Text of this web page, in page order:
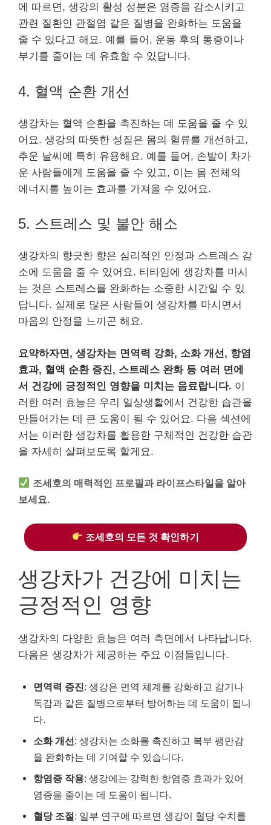
에 따르면, 생강의 활성 성분은 염증을 감소시키고
관련 질환인 관절염 같은 질병을 완화하는 도움을
줄 수 있다고 해요. 예를 들어, 운동 후의 통증이나
부기를 줄이는 데 유효할 수 있답니다.
4. 혈액 순환 개선
생강차는 혈액 순환을 촉진하는 데 도움을 줄 수 있
어요. 생강의 따뜻한 성질은 몸의 혈류를 개선하고,
추운 날씨에 특히 유용해요. 예를 들어, 손발이 차가
운 사람들에게 도움을 줄 수 있고, 이는 몸 전체의
에너지를 높이는 효과를 가져올 수 있어요.
5. 스트레스 및 불안 해소
생강차의 향긋한 향은 심리적인 안정과 스트레스 감
소에 도움을 줄 수 있어요. 티타임에 생강차를 마시
는 것은 스트레스를 완화하는 소중한 시간일 수 있
답니다. 실제로 많은 사람들이 생강차를 마시면서
마음의 안정을 느끼곤 해요.
요약하자면, 생강차는 면역력 강화, 소화 개선, 항염
효과, 혈액 순환 증진, 스트레스 완화 등 여러 면에
서 건강에 긍정적인 영향을 미치는 음료랍니다. 이
러한 여러 효능은 우리 일상생활에서 건강한 습관을
만들어가는 데 큰 도움이 될 수 있어요. 다음 섹션에
서는 이러한 생강차를 활용한 구체적인 건강한 습관
을 자세히 살펴보도록 할게요.
조세호의 매력적인 프로필과 라이프스타일을 알아
보세요.
조세호의 모든 것 확인하기
생강차가 건강에 미치는
긍정적인 영향
생강차의 다양한 효능은 여러 측면에서 나타납니다.
다음은 생강차가 제공하는 주요 이점들입니다.
면역력 증진: 생강은 면역 체계를 강화하고 감기나
독감과 같은 질병으로부터 방어하는 데 도움이 됩니
다.
소화 개선: 생강차는 소화를 촉진하고 복부 팽만감
을 완화하는 데 기여할 수 있습니다.
항염증 작용: 생강에는 강력한 항염증 효과가 있어
염증을 줄이는 데 도움이 됩니다.
혈당 조절: 일부 연구에 따르면 생강이 혈당 수치를